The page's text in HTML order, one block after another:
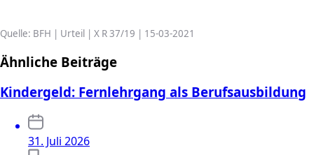
Quelle: BFH | Urteil | X R 37/19 | 15-03-2021
Ähnliche Beiträge
Kindergeld: Fernlehrgang als Berufsausbildung
31. Juli 2026